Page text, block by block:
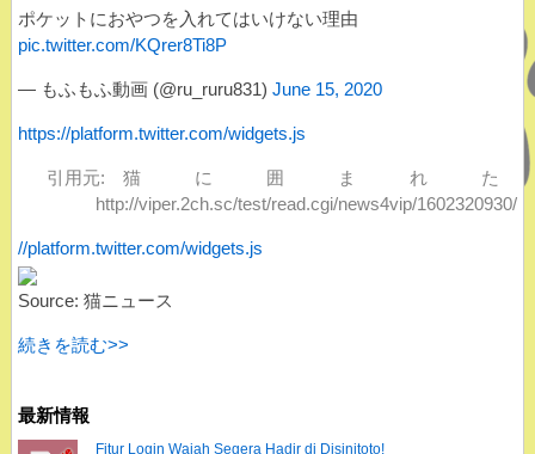
ポケットにおやつを入れてはいけない理由
pic.twitter.com/KQrer8Ti8P
— もふもふ動画 (@ru_ruru831) June 15, 2020
https://platform.twitter.com/widgets.js
引用元: 猫 に 囲 ま れ た
http://viper.2ch.sc/test/read.cgi/news4vip/1602320930/
//platform.twitter.com/widgets.js
Source: 猫ニュース
続きを読む>>
最新情報
Fitur Login Wajah Segera Hadir di Disinitoto!